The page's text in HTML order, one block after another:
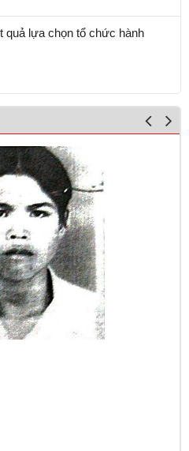
quả lựa chọn tổ chức hành